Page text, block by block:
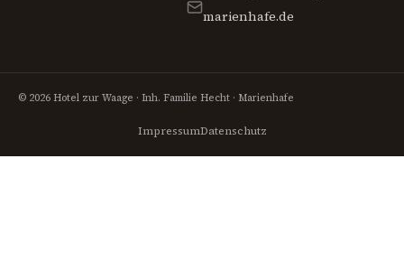
marienhafe.de
© 2026 Hotel zur Waage · Inh. Familie Hecht · Marienhafe
ImpressumDatenschutz